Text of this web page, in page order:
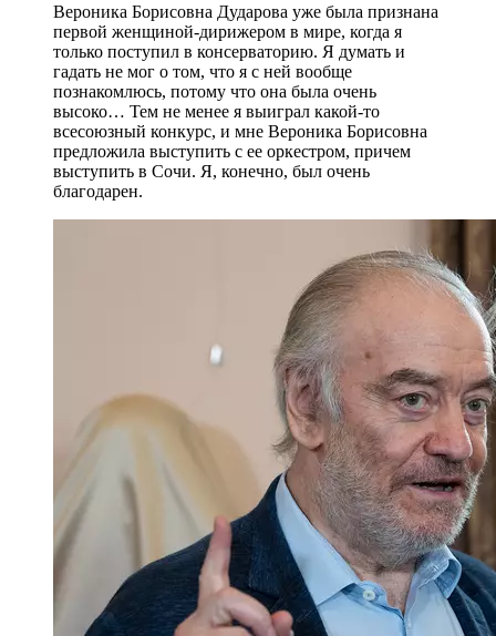
Вероника Борисовна Дударова уже была признана
первой женщиной-дирижером в мире, когда я
только поступил в консерваторию. Я думать и
гадать не мог о том, что я с ней вообще
познакомлюсь, потому что она была очень
высоко… Тем не менее я выиграл какой-то
всесоюзный конкурс, и мне Вероника Борисовна
предложила выступить с ее оркестром, причем
выступить в Сочи. Я, конечно, был очень
благодарен.